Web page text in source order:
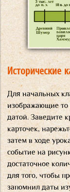
Исторические
Для начальных
изображающие то
датой. Заведите
карточек,
затем в ходе
событие на
достаточное
для того, чтобы
запомнил даты